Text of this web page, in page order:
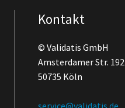
Kontakt
© Validatis GmbH
Amsterdamer Str. 192
50735 Köln
service@validatis.de